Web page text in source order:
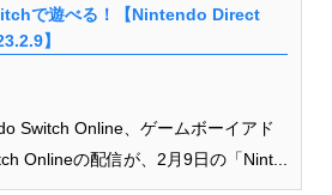
で遊べる！【Nintendo Direct
】
Switch Online、ゲームボーイアド
Onlineの配信が、2月9日の「Nint...